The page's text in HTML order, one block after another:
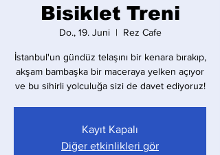
Bisiklet Treni
Do., 19. Juni
  |
Rez Cafe
İstanbul'un gündüz telaşını bir kenara bırakıp,
akşam bambaşka bir maceraya yelken açıyor
ve bu sihirli yolculuğa sizi de davet ediyoruz!
Kayıt Kapalı
Diğer etkinlikleri gör